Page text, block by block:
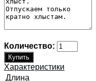
Количество:
Характеристики
Длина